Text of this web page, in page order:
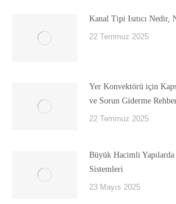
Kanal Tipi Isıtıcı Nedir,
22 Temmuz 2025
Yer Konvektörü için
ve Sorun Giderme
22 Temmuz 2025
Büyük Hacimli Yapılarda
Sistemleri
23 Mayıs 2025